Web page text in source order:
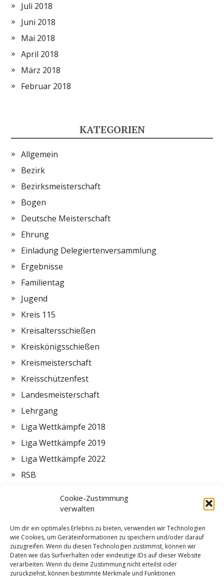
Cookie-Zustimmung
verwalten
Um dir ein optimales Erlebnis zu bieten, verwenden wir Technologien
wie Cookies, um Geräteinformationen zu speichern und/oder darauf
zuzugreifen. Wenn du diesen Technologien zustimmst, können wir
Daten wie das Surfverhalten oder eindeutige IDs auf dieser Website
verarbeiten. Wenn du deine Zustimmung nicht erteilst oder
zurückziehst, können bestimmte Merkmale und Funktionen
Juli 2018
Juni 2018
Mai 2018
April 2018
März 2018
Februar 2018
KATEGORIEN
Allgemein
Bezirk
Bezirksmeisterschaft
Bogen
Deutsche Meisterschaft
Ehrung
Einladung Delegiertenversammlung
Ergebnisse
Familientag
Jugend
Kreis 115
Kreisaltersschießen
Kreiskönigsschießen
Kreismeisterschaft
Kreisschützenfest
Landesmeisterschaft
Lehrgang
Liga Wettkämpfe 2018
Liga Wettkämpfe 2019
Liga Wettkämpfe 2022
RSB
Zeltlager
ZMI